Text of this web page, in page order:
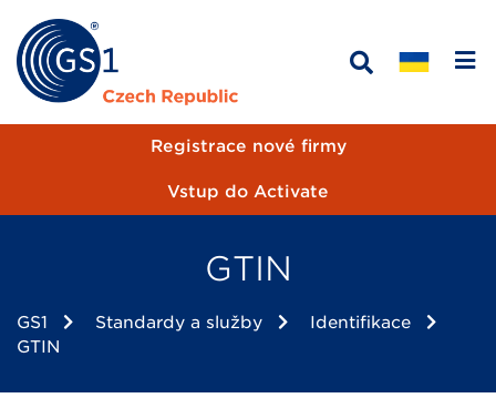
Registrace nové firmy
Vstup do Activate
GTIN
GS1 Standardy a služby
Identifikace
GTIN